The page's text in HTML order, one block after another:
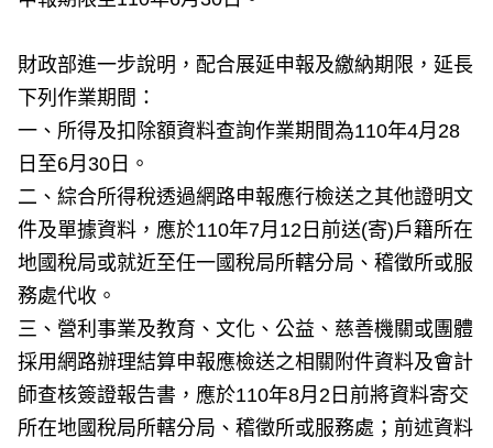
財政部進一步說明，配合展延申報及繳納期限，延長
下列作業期間：
一、所得及扣除額資料查詢作業期間為110年4月28
日至6月30日。
二、綜合所得稅透過網路申報應行檢送之其他證明文
件及單據資料，應於110年7月12日前送(寄)戶籍所在
地國稅局或就近至任一國稅局所轄分局、稽徵所或服
務處代收。
三、營利事業及教育、文化、公益、慈善機關或團體
採用網路辦理結算申報應檢送之相關附件資料及會計
師查核簽證報告書，應於110年8月2日前將資料寄交
所在地國稅局所轄分局、稽徵所或服務處；前述資料